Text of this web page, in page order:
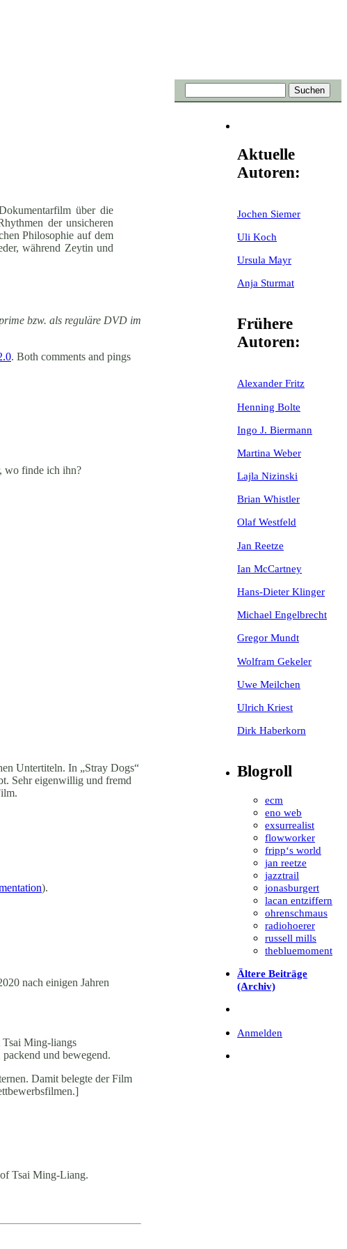
Aktuelle
Autoren:
Jochen Siemer
Uli Koch
Ursula Mayr
Anja Sturmat
Frühere
Autoren:
Alexander Fritz
Henning Bolte
Ingo J. Biermann
Martina Weber
Lajla Nizinski
Brian Whistler
Olaf Westfeld
Jan Reetze
Ian McCartney
Hans-Dieter Klinger
Michael Engelbrecht
Gregor Mundt
Wolfram Gekeler
Uwe Meilchen
Ulrich Kriest
Dirk Haberkorn
Blogroll
ecm
eno web
exsurrealist
flowworker
fripp‘s world
jan reetze
jazztrail
jonasburgert
lacan entziffern
ohrenschmaus
radiohoerer
russell mills
thebluemoment
Ältere Beiträge
(Archiv)
Anmelden
über die
der unsicheren
Philosophie auf dem
während Zeytin und
bzw. als reguläre DVD im
. Both comments and pings
wo finde ich ihn?
Untertiteln. In „Stray Dogs“
Sehr eigenwillig und fremd
).
nach einigen Jahren
Tsai Ming-liangs
und bewegend.
Damit belegte der Film
Tsai Ming-Liang.